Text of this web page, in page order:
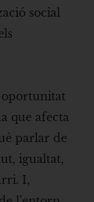
social
oportunitat
que afecta
parlar de
igualtat,
I,